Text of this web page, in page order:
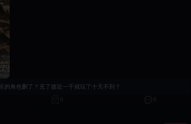
、中级经验书×30、金樽×1、佳酿×1。 兑换时请进入游戏主界
统设置”中选择“兑换码”并输入上述兑换码即可领取对应奖励。该兑换码
个账号仅可领取一次。再次感谢各位主公对《君临天下》的理解与支持。
的角色删了？充了接近一千就玩了十天不到？
0 9